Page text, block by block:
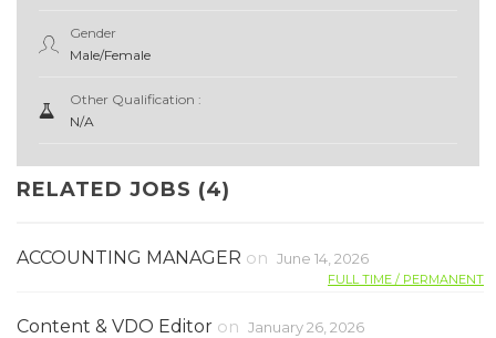
Gender
Male/Female
Other Qualification :
N/A
RELATED JOBS (4)
ACCOUNTING MANAGER on June 14, 2026
FULL TIME / PERMANENT
Content & VDO Editor on January 26, 2026